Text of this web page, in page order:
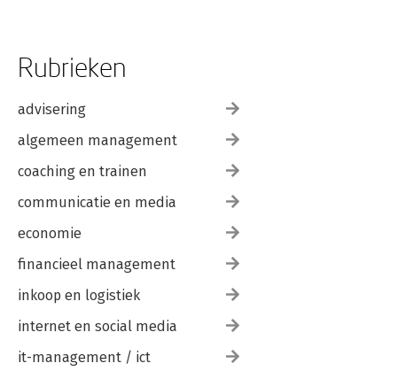
Rubrieken
advisering
algemeen management
coaching en trainen
communicatie en media
economie
financieel management
inkoop en logistiek
internet en social media
it-management / ict